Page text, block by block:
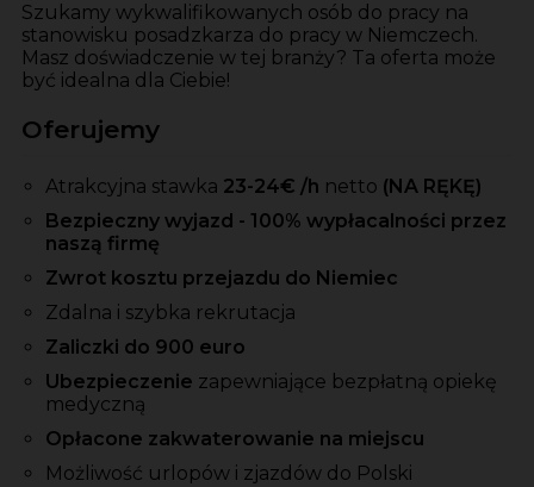
Szukamy wykwalifikowanych osób do pracy na
stanowisku posadzkarza do pracy w Niemczech.
Masz doświadczenie w tej branży? Ta oferta może
być idealna dla Ciebie!
Oferujemy
Atrakcyjna stawka 23-24€ /h netto (NA RĘKĘ)
Bezpieczny wyjazd - 100% wypłacalności przez
naszą firmę
Zwrot kosztu przejazdu do Niemiec
Zdalna i szybka rekrutacja
Zaliczki do 900 euro
Ubezpieczenie zapewniające bezpłatną opiekę
medyczną
Opłacone zakwaterowanie na miejscu
Możliwość urlopów i zjazdów do Polski